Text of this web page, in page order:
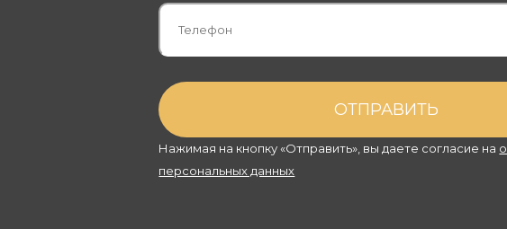
Нажимая на кнопку «Отправить», вы даете согласие на
персональных данных